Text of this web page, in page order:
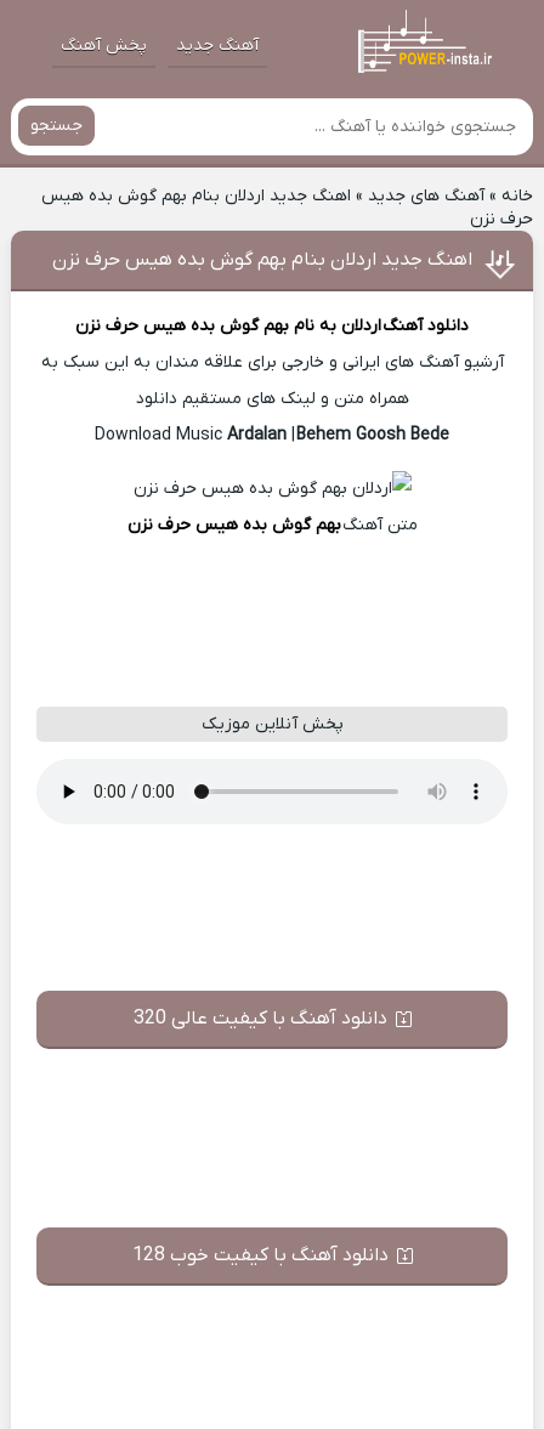
آهنگ جدید پخش آهنگ
جستجو
خانه»آهنگ های جدید » اهنگ جدید اردلان بنام بهم گوش بده هیس
حرف نزن
اهنگ جدید اردلان بنام بهم گوش بده هیس حرف نزن
دانلود آهنگاردلان به نام بهم گوش بده هیس حرف نزن
آرشیو آهنگ های ایرانی و خارجی برای علاقه مندان به این سبک به
همراه متن و لینک های مستقیم دانلود
Download Music
Ardalan|Behem Goosh Bede
متن آهنگبهم گوش بده هیس حرف نزن
پخش آنلاین موزیک
دانلود آهنگ با کیفیت عالی 320
دانلود آهنگ با کیفیت خوب 128